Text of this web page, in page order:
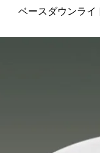
ベースダウンライ